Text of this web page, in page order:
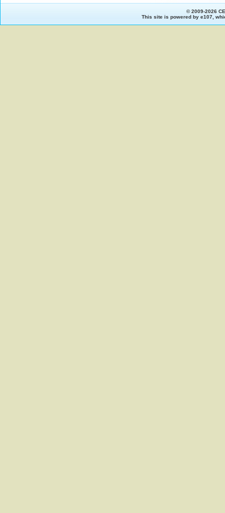
© 2009-2026
This site is powered by e107 ,